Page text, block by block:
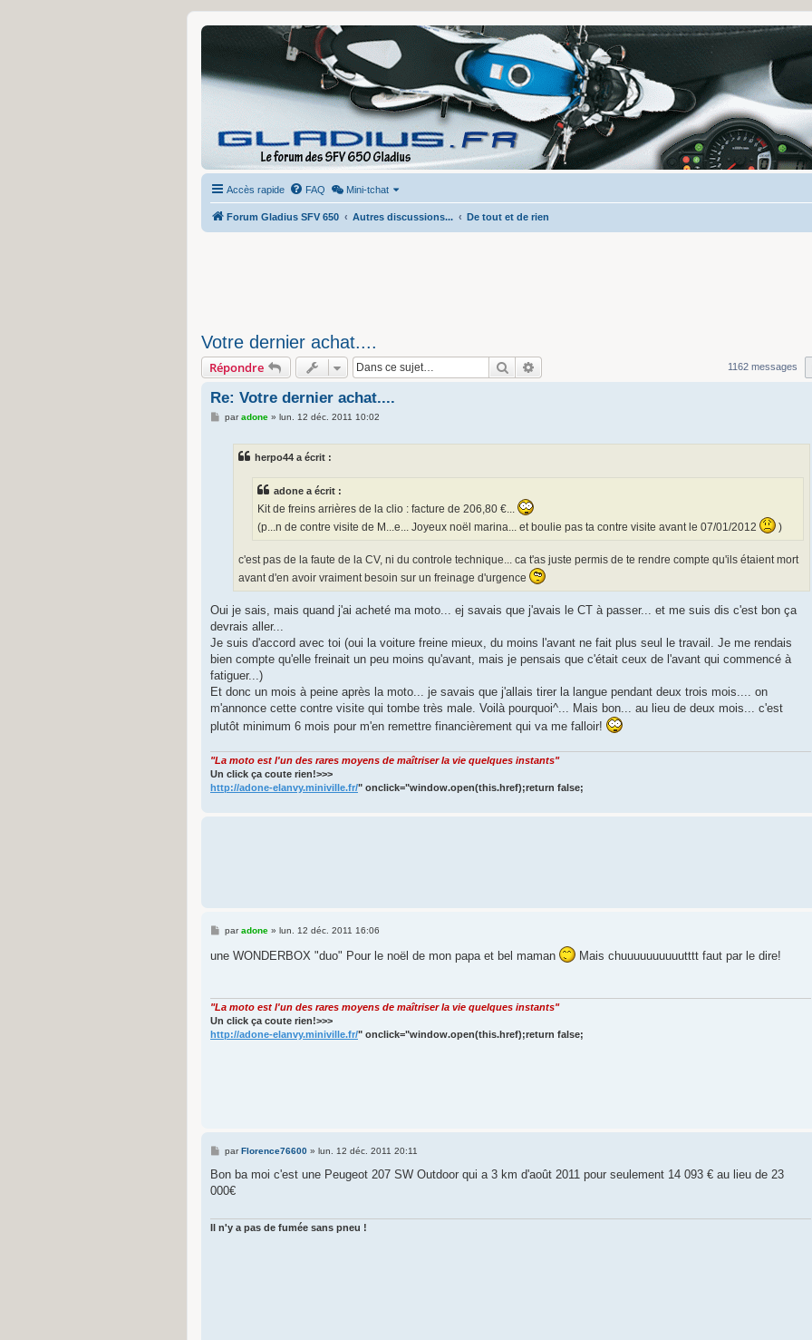
Accès rapide FAQ Mini-tchat
Forum Gladius SFV 650 Autres discussions... De tout et de rien
Votre dernier achat....
Répondre Rechercher 1162 messages
Re: Votre dernier achat....
Mparadone» lun. 12 déc. 2011 10:02
herpo44 a écrit :
adone a écrit :
Kit de freins arrières de la clio : facture de 206,80 €...
(p...n de contre visite de M...e... Joyeux noël marina... et boulie pas ta contre visite avant le 07/01/2012
)
c'est pas de la faute de la CV, ni du controle technique... ca t'as juste permis de te rendre compte qu'ils étaient mort
avant d'en avoir vraiment besoin sur un freinage d'urgence
Oui je sais, mais quand j'ai acheté ma moto... ej savais que j'avais le CT à passer... et me suis dis c'est bon ça
devrais aller...
Je suis d'accord avec toi (oui la voiture freine mieux, du moins l'avant ne fait plus seul le travail. Je me rendais
bien compte qu'elle freinait un peu moins qu'avant, mais je pensais que c'était ceux de l'avant qui commencé à
fatiguer...)
Et donc un mois à peine après la moto... je savais que j'allais tirer la langue pendant deux trois mois.... on
m'annonce cette contre visite qui tombe très male. Voilà pourquoi^... Mais bon... au lieu de deux mois... c'est
plutôt minimum 6 mois pour m'en remettre financièrement qui va me falloir!
"La moto est l'un des rares moyens de maîtriser la vie quelques instants"
Un click ça coute rien!>>>
http://adone-elanvy.miniville.fr/" onclick="window.open(this.href);return false;
M
s
paradone» lun. 12 déc. 2011 16:06
une WONDERBOX "duo" Pour le noël de mon papa et bel maman Mais chuuuuuuuuuutttt faut par le dire!
"La moto est l'un des rares moyens de maîtriser la vie quelques instants"
Un click ça coute rien!>>>
http://adone-elanvy.miniville.fr/" onclick="window.open(this.href);return false;
M
s
a
parFlorence76600» lun. 12 déc. 2011 20:11
Bon ba moi c'est une Peugeot 207 SW Outdoor qui a 3 km d'août 2011 pour seulement 14 093 € au lieu de 23
000€
Il n'y a pas de fumée sans pneu !